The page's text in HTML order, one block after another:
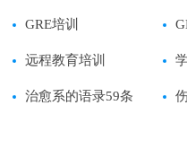
GRE培训
远程教育培训
治愈系的语录59条